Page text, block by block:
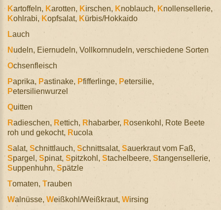
Kartoffeln, Karotten, Kirschen, Knoblauch, Knollensellerie,
Kohlrabi, Kopfsalat, Kürbis/Hokkaido
Lauch
N udeln, Eiernudeln, Vollkornnudeln, verschiedene Sorten
Ochsenfleisch
Paprika, Pastinake, Pfifferlinge, Petersilie,
Petersilienwurzel
Quitten
Radieschen, Rettich, Rhabarber, Rosenkohl, Rote Beete
roh und gekocht, Rucola
Salat, Schnittlauch, Schnittsalat, Sauerkraut vom Faß,
Spargel, Spinat, Spitzkohl, Stachelbeere,Stangensellerie,
Suppenhuhn, Spätzle
Tomaten, Trauben
Walnüsse, Weißkohl/Weißkraut, Wirsing